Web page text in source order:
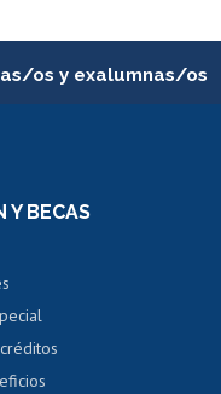
os y exalumnas/os
y certificado de notas
y dental
arancel y crédito alumnos
arancel y crédito exalumnos
de títulos y grados
Y BECAS